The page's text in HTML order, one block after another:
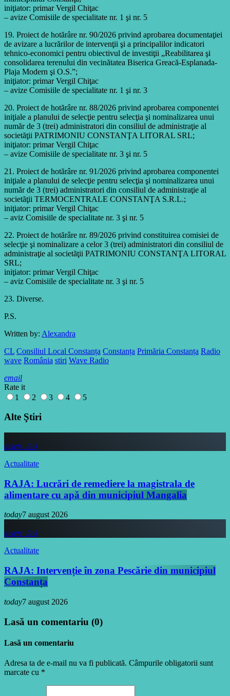
iniţiator: primar Vergil Chiţac
– avize Comisiile de specialitate nr. 1 şi nr. 5
19. Proiect de hotărâre nr. 90/2026 privind aprobarea documentaţiei
de avizare a lucrărilor de intervenţii şi a principalilor indicatori
tehnico-economici pentru obiectivul de investiţii „Reabilitarea şi
consolidarea terenului din vecinătatea Biserica Greacă-Esplanada-
Plaja Modern şi O.S.”;
iniţiator: primar Vergil Chiţac
– avize Comisiile de specialitate nr. 1 şi nr. 3
20. Proiect de hotărâre nr. 88/2026 privind aprobarea componentei
iniţiale a planului de selecţie pentru selecţia şi nominalizarea unui
număr de 3 (trei) administratori din consiliul de administraţie al
societăţii PATRIMONIU CONSTANŢA LITORAL SRL;
iniţiator: primar Vergil Chiţac
– avize Comisiile de specialitate nr. 3 şi nr. 5
21. Proiect de hotărâre nr. 91/2026 privind aprobarea componentei
iniţiale a planului de selecţie pentru selecţia şi nominalizarea unui
număr de 3 (trei) administratori din consiliul de administraţie al
societăţii TERMOCENTRALE CONSTANŢA S.R.L.;
iniţiator: primar Vergil Chiţac
– aviz Comisiile de specialitate nr. 3 şi nr. 5
22. Proiect de hotărâre nr. 89/2026 privind constituirea comisiei de
selecţie şi nominalizare a celor 3 (trei) administratori din consiliul de
administraţie al societăţii PATRIMONIU CONSTANŢA LITORAL
SRL;
iniţiator: primar Vergil Chiţac
– aviz Comisiile de specialitate nr. 3 şi nr. 5
23. Diverse.
P.S.
Written by: Alexandra
CL Consiliul Local Constanța Constanța Primăria Constanța Radio
wave România stiri Wave Radio
email
Rate it
1
2 3 4 5
Alte Ştiri
insert_link
Actualitate
RAJA: Lucrări de remediere la magistrala de
alimentare cu apă din municipiul Mangalia
today7 august 2026
insert_link
Actualitate
RAJA: Intervenție în zona Pescărie din municipiul
Constanța
today7 august 2026
Lasă un comentariu (0)
Lasă un comentariu
Adresa ta de e-mail nu va fi publicată. Câmpurile obligatorii sunt
marcate cu *